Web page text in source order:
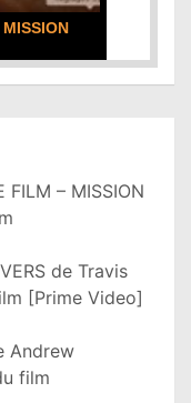
critique du
FILM – MISSION
de Travis
[Prime Video]
Andrew
film